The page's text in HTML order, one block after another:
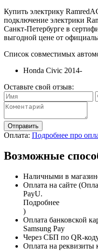
Купить электрику
подключение электрики
Санкт-Петербурге в
выгодной цене от
Список совместимых
Honda Civic 2014-
Оставьте свой отзыв:
Отправить
Оплата: Подробнее про
Возможные
Наличными в
Оплата на сайте
PayU.
Подробнее
)
Оплата банковской
Samsung Pay
Через СБП по QR-
Оплата на реквизиты